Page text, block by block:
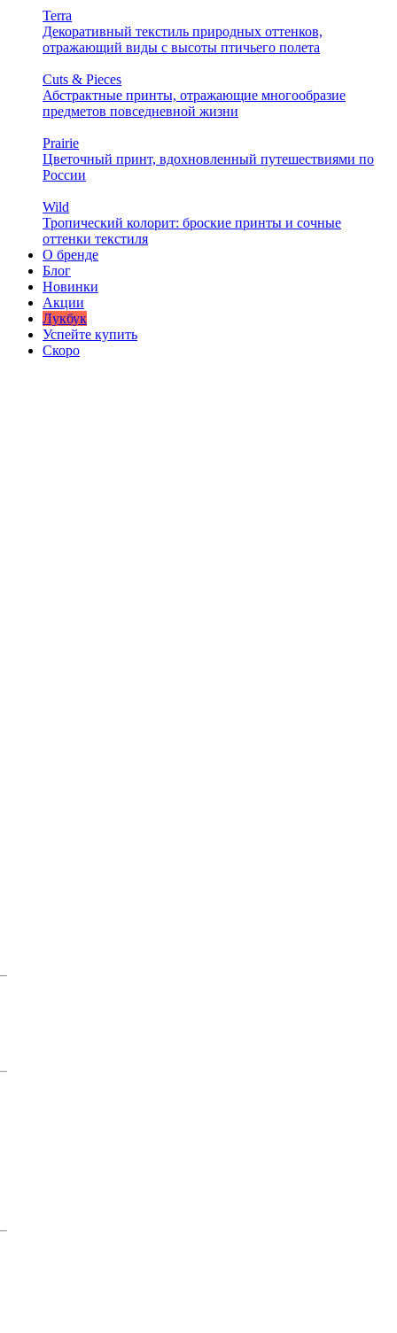
Terra
Декоративный текстиль природных оттенков,
отражающий виды с высоты птичьего полета
Cuts & Pieces
Абстрактные принты, отражающие многообразие
предметов повседневной жизни
Prairie
Цветочный принт, вдохновленный путешествиями по
России
Wild
Тропический колорит: броские принты и сочные
оттенки текстиля
О бренде
Блог
Новинки
Акции
Лукбук
Успейте купить
Скоро